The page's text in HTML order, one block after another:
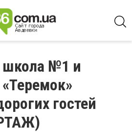
школа №1 и
гостей